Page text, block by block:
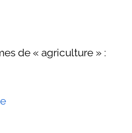
de « agriculture » :